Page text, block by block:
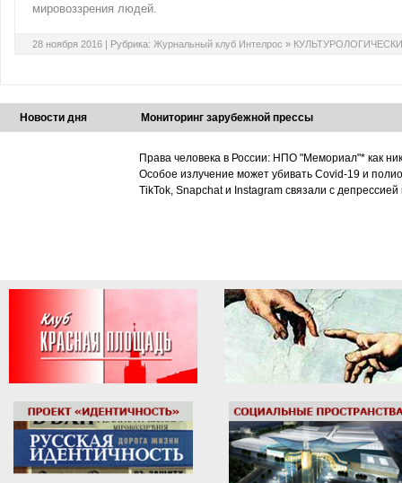
мировоззрения людей.
28 ноября 2016 | Рубрика: Журнальный клуб Интелрос »
Новости дня Мониторинг зарубежной прессы
Права человека в России: НПО "Мемориал"* как
Особое излучение может убивать Covid-19 и
TikTok, Snapchat и Instagram связали с